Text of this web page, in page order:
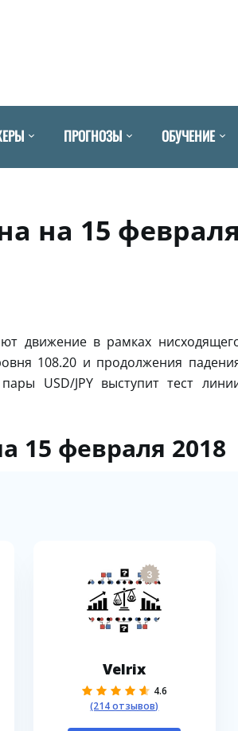
ПРОГНОЗЫ ОБУЧЕНИЕ
на 15
движение в рамках
108.20 и продолжения
USD/JPY выступит тест
15 февраля 2018
3
Velrix
4.6
(214 отзывов)